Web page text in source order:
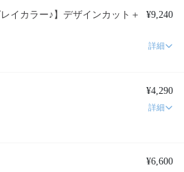
イカラー♪】デザインカット＋
¥9,240
詳細
¥4,290
詳細
¥6,600